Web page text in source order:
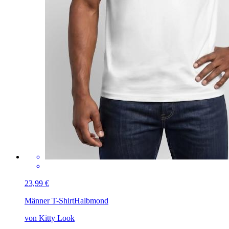
23,99 €
Männer T-ShirtHalbmond
von Kitty Look